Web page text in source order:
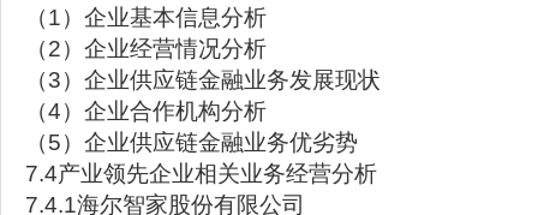
（1）企业基本信息分析
（2）企业经营情况分析
（3）企业供应链金融业务发展现状
（4）企业合作机构分析
（5）企业供应链金融业务优劣势
7.4产业领先企业相关业务经营分析
7.4.1海尔智家股份有限公司